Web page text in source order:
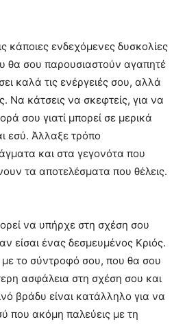
κάποιες ενδεχόμενες δυσκολίες
θα σου παρουσιαστούν αγαπητέ
καλά τις ενέργειές σου, αλλά
Να κάτσεις να σκεφτείς, για να
σου γιατί μπορεί σε μερικά
εσύ. Άλλαξε τρόπο
και στα γεγονότα που
τα αποτελέσματα που θέλεις.
να υπήρχε στη σχέση σου
είσαι ένας δεσμευμένος Κριός.
με το σύντροφό σου, που θα σου
ασφάλεια στη σχέση σου και
βράδυ είναι κατάλληλο για να
που ακόμη παλεύεις με τη